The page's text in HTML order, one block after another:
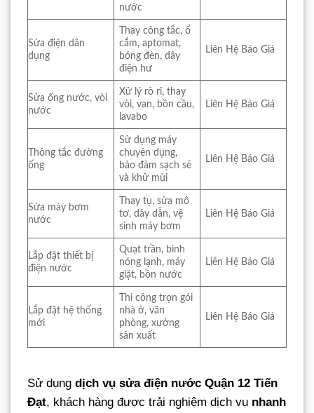
nước
Sửa điện dân
dụng
Thay công tắc, ổ
cắm, aptomat,
bóng đèn, dây
điện hư
Liên Hệ Báo Giá
Sửa ống nước, vòi
nước
Xử lý rò rỉ, thay
vòi, van, bồn cầu,
lavabo
Liên Hệ Báo Giá
Thông tắc đường
ống
Sử dụng máy
chuyên dụng,
bảo đảm sạch sẽ
và khử mùi
Liên Hệ Báo Giá
Sửa máy bơm
nước
Thay tụ, sửa mô
tơ, dây dẫn, vệ
sinh máy bơm
Liên Hệ Báo Giá
Lắp đặt thiết bị
điện nước
Quạt trần, bình
nóng lạnh, máy
giặt, bồn nước
Liên Hệ Báo Giá
Lắp đặt hệ thống
mới
Thi công trọn gói
nhà ở, văn
phòng, xưởng
sản xuất
Liên Hệ Báo Giá
Sử dụng dịch vụ sửa điện nước Quận 12 Tiến
Đạt, khách hàng được trải nghiệm dịch vụ nhanh